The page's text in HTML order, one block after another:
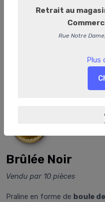
Boule de Noël
Boule
Brûlée Noir
Vendu par 10 pièces
Praline en forme de boule